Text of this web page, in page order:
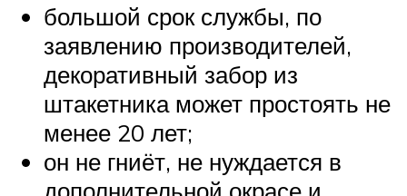
большой срок службы, по
заявлению производителей,
декоративный забор из
штакетника может простоять не
менее 20 лет;
он не гниёт, не нуждается в